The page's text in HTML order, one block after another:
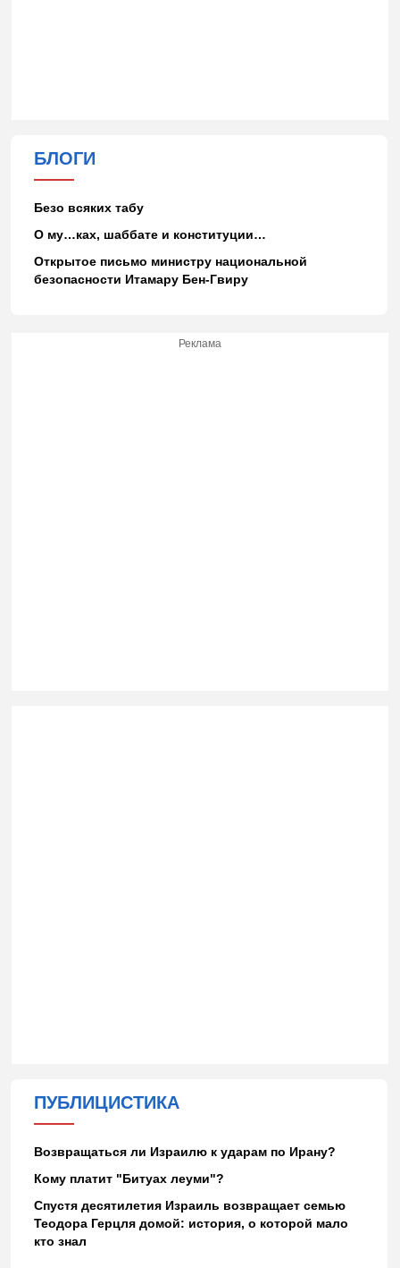
БЛОГИ
Безо всяких табу
О му…ках, шаббате и конституции…
Открытое письмо министру национальной
безопасности Итамару Бен-Гвиру
Реклама
ПУБЛИЦИСТИКА
Возвращаться ли Израилю к ударам по Ирану?
Кому платит "Битуах леуми"?
Спустя десятилетия Израиль возвращает семью
Теодора Герцля домой: история, о которой мало
кто знал